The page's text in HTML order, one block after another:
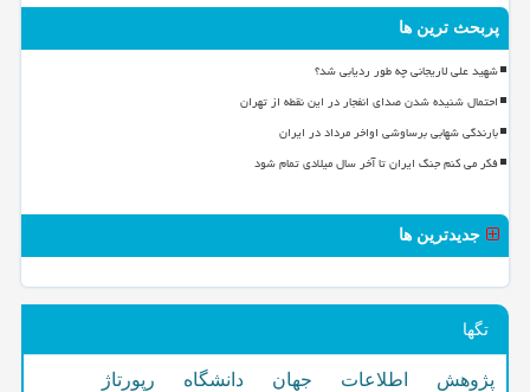
پربحث ترین ها
شهید علی لاریجانی چه طور ردیابی شد؟
احتمال شنیده شدن صدای انفجار در این نقطه از تهران
بارندگی شهابی برساوشی اواخر مرداد در ایران
فکر می کنم جنگ ایران تا آخر سال میلادی تمام شود
جدیدترین ها
تگها
پژوهش اطلاعات جهان دانشگاه رپورتاژ